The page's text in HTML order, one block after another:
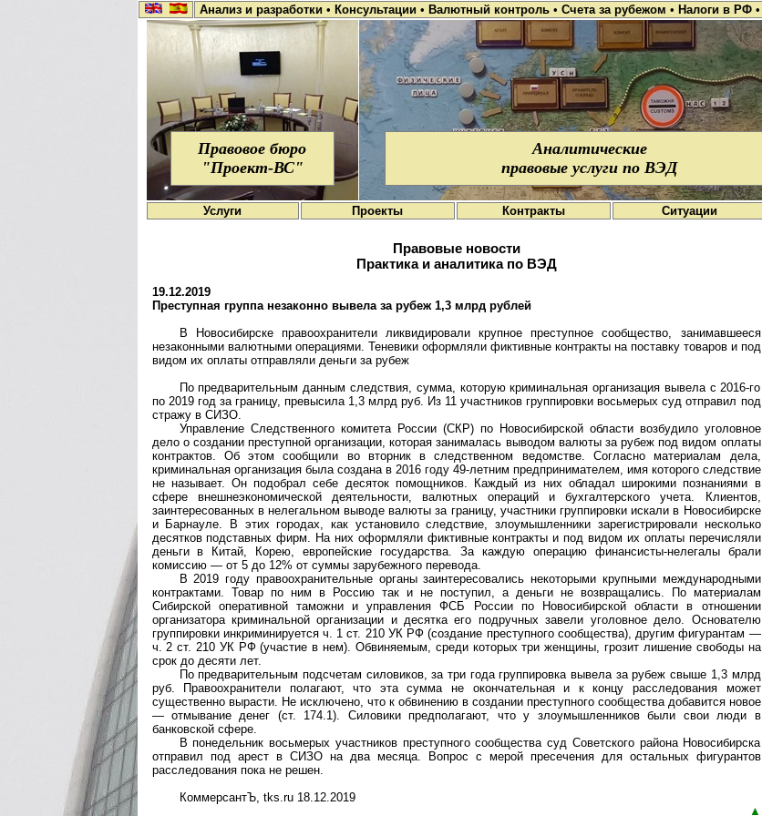
Анализ и разработки • Консультации • Валютный контроль • Счета за рубежом • Налоги в РФ •
Правовое бюро
"Проект-ВС"
Аналитические
правовые услуги по ВЭД
Услуги Проекты Контракты Ситуации
Правовые новости
Практика и аналитика по ВЭД
19.12.2019
Преступная группа незаконно вывела за рубеж 1,3 млрд рублей
В Новосибирске правоохранители ликвидировали крупное преступное сообщество, занимавшееся
незаконными валютными операциями. Теневики оформляли фиктивные контракты на поставку товаров и под
видом их оплаты отправляли деньги за рубеж
По предварительным данным следствия, сумма, которую криминальная организация вывела с 2016-го
по 2019 год за границу, превысила 1,3 млрд руб. Из 11 участников группировки восьмерых суд отправил под
стражу в СИЗО.
Управление Следственного комитета России (СКР) по Новосибирской области возбудило уголовное
дело о создании преступной организации, которая занималась выводом валюты за рубеж под видом оплаты
контрактов. Об этом сообщили во вторник в следственном ведомстве. Согласно материалам дела,
криминальная организация была создана в 2016 году 49-летним предпринимателем, имя которого следствие
не называет. Он подобрал себе десяток помощников. Каждый из них обладал широкими познаниями в
сфере внешнеэкономической деятельности, валютных операций и бухгалтерского учета. Клиентов,
заинтересованных в нелегальном выводе валюты за границу, участники группировки искали в Новосибирске
и Барнауле. В этих городах, как установило следствие, злоумышленники зарегистрировали несколько
десятков подставных фирм. На них оформляли фиктивные контракты и под видом их оплаты перечисляли
деньги в Китай, Корею, европейские государства. За каждую операцию финансисты-нелегалы брали
комиссию — от 5 до 12% от суммы зарубежного перевода.
В 2019 году правоохранительные органы заинтересовались некоторыми крупными международными
контрактами. Товар по ним в Россию так и не поступил, а деньги не возвращались. По материалам
Сибирской оперативной таможни и управления ФСБ России по Новосибирской области в отношении
организатора криминальной организации и десятка его подручных завели уголовное дело. Основателю
группировки инкриминируется ч. 1 ст. 210 УК РФ (создание преступного сообщества), другим фигурантам —
ч. 2 ст. 210 УК РФ (участие в нем). Обвиняемым, среди которых три женщины, грозит лишение свободы на
срок до десяти лет.
По предварительным подсчетам силовиков, за три года группировка вывела за рубеж свыше 1,3 млрд
руб. Правоохранители полагают, что эта сумма не окончательная и к концу расследования может
существенно вырасти. Не исключено, что к обвинению в создании преступного сообщества добавится новое
— отмывание денег (ст. 174.1). Силовики предполагают, что у злоумышленников были свои люди в
банковской сфере.
В понедельник восьмерых участников преступного сообщества суд Советского района Новосибирска
отправил под арест в СИЗО на два месяца. Вопрос с мерой пресечения для остальных фигурантов
расследования пока не решен.
КоммерсантЪ, tks.ru 18.12.2019
▲